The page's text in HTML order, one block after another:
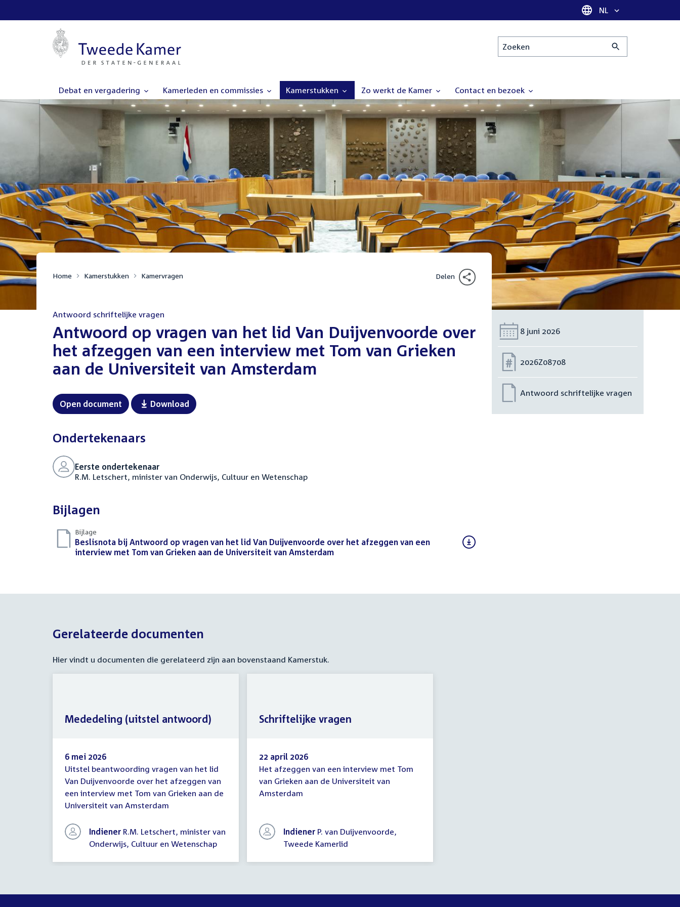
Taal selectie
NL
Zoeken
Debat en vergadering Kamerleden en commissies Kamerstukken Zo werkt de Kamer Contact en bezoek
Home Kamerstukken Kamervragen Delen
Antwoord schriftelijke vragen
Antwoord op vragen van het lid Van Duijvenvoorde over
het afzeggen van een interview met Tom van Grieken
aan de Universiteit van Amsterdam
Open document Download
Ondertekenaars
Eerste ondertekenaar
R.M. Letschert, minister van Onderwijs, Cultuur en Wetenschap
Bijlagen
Bijlage
Download
bestand:
Beslisnota bij Antwoord op vragen van het lid Van Duijvenvoorde over het afzeggen van een
interview met Tom van Grieken aan de Universiteit van Amsterdam
Datum:
8 juni 2026
Nummer:
2026Z08708
Antwoord schriftelijke vragen
Gerelateerde documenten
Hier vindt u documenten die gerelateerd zijn aan bovenstaand Kamerstuk.
Mededeling
(uitstel
antwoord)
6 mei 2026
Uitstel beantwoording vragen van het lid
Van Duijvenvoorde over het afzeggen van
een interview met Tom van Grieken aan de
Universiteit van Amsterdam
Indiener R.M. Letschert, minister van
Onderwijs, Cultuur en Wetenschap
Mededeling (uitstel antwoord)
Schriftelijke
vragen
22 april 2026
Het afzeggen van een interview met Tom
van Grieken aan de Universiteit van
Amsterdam
Indiener P. van Duijvenvoorde,
Tweede Kamerlid
Schriftelijke vragen